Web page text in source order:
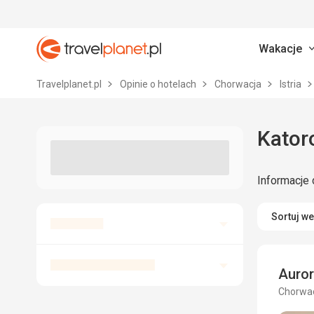
Travelplanet.pl
Wakacje
Travelplanet.pl Opinie o hotelach Chorwacja Istria
Sortuj